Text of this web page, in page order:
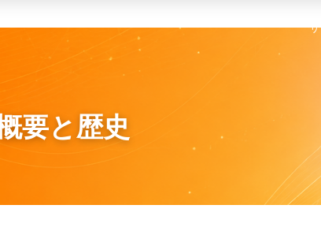
要と歴史